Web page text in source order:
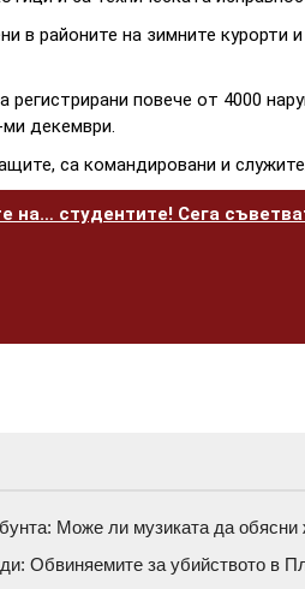
в районите на зимните курорти
повече от 4000
декември.
са командировани и
на… студентите! Сега
Може ли музиката да обясни
Обвиняемите за убийството в